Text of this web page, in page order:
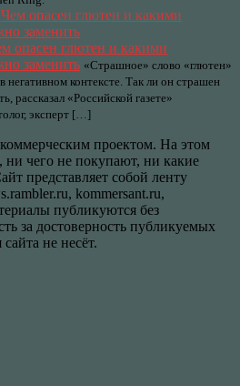
опасен глютен и какими
заменить «Страшное» слово «глютен»
негативном контексте. Так ли он страшен
рассказал «Российской газете»
эксперт […]
проектом. На этом
ни чего не покупают, ни какие
представляет собой ленту
kommersant.ru,
публикуются без
за достоверность публикуемых
не несёт.